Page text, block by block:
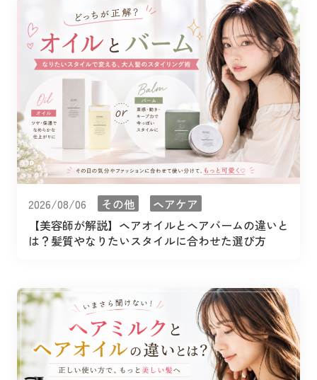
2026/08/06 その他
ヘアケア
【美容師が解説】ヘアオイルとヘアバームの違いと
は？髪質やなりたいスタイルに合わせた選び方